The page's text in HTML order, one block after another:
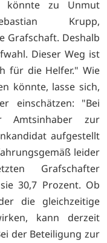
könnte zu Unmut
Krupp,
Grafschaft. Deshalb
Dieser Weg ist
für die Helfer." Wie
könnte, lasse sich,
einschätzen: "Bei
Amtsinhaber zur
aufgestellt
leider
Grafschafter
30,7 Prozent. Ob
die gleichzeitige
kann derzeit
der Beteiligung zur